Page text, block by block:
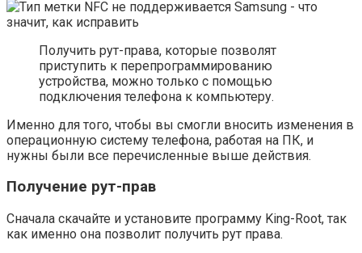
Получить рут-права, которые позволят
приступить к перепрограммированию
устройства, можно только с помощью
подключения телефона к компьютеру.
Именно для того, чтобы вы смогли вносить изменения в
операционную систему телефона, работая на ПК, и
нужны были все перечисленные выше действия.
Получение рут-прав
Сначала скачайте и установите программу King-Root, так
как именно она позволит получить рут права.